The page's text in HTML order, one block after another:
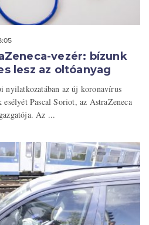
vezér: bízunk
lesz az oltóanyag
nyilatkozatában az új koronavírus
Pascal Soriot, az AstraZeneca
Az ...